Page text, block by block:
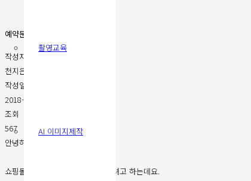
촬영교육
AI 이미지제작
예약문의
작성자
천지은
작성일
2018-09-19 18:01
조회
567
안녕하세요
쇼핑몰용 유리잔류 사진촬영을 할려고 하는데요.